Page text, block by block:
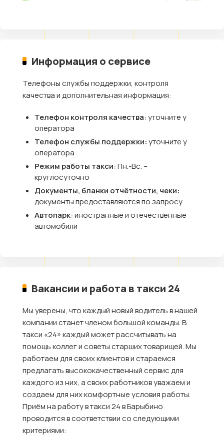
Информация о сервисе
Телефоны службы поддержки, контроля
качества и дополнительная информация:
Телефон контроля качества:уточните у
оператора
Телефон службы поддержки:уточните у
оператора
Режим работы такси:Пн.-Вс. –
круглосуточно
Документы, бланки отчётности, чеки:
документы предоставляются по запросу
Автопарк:иностранные и отечественные
автомобили
Вакансии и работа в такси 24
Мы уверены, что каждый новый водитель в нашей
компании станет членом большой команды. В
такси «24» каждый может рассчитывать на
помощь коллег и советы старших товарищей. Мы
работаем для своих клиентов и стараемся
предлагать высококачественный сервис для
каждого из них, а своих работников уважаем и
создаем для них комфортные условия работы.
Приём на работу в такси 24 в Барыбино
проводится в соответствии со следующими
критериями: